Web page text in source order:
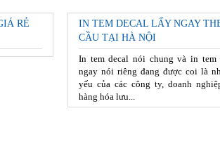
RẺ
IN TEM DECAL LẤY NGAY
CẦU TẠI HÀ NỘI
In tem decal nói chung và in tem
ngay nói riêng đang được coi là
yếu của các công ty, doanh
hàng hóa lưu...